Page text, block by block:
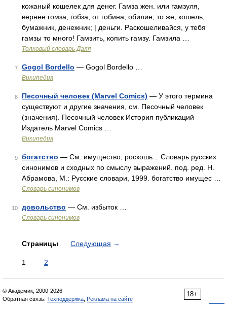
кожаный кошелек для денег. Гамза жен. или гамзуля,
вернее гомза, гобза, от гобина, обилие; то же, кошель,
бумажник, денежник; | деньги. Раскошеливайся, у тебя
гамзы то много! Гамзить, копить гамзу. Гамзила …
Толковый словарь Даля
7 Gogol Bordello — Gogol Bordello …
Википедия
8 Песочный человек (Marvel Comics) — У этого термина
существуют и другие значения, см. Песочный человек
(значения). Песочный человек История публикаций
Издатель Marvel Comics …
Википедия
9 богатство — См. имущество, роскошь... Словарь русских
синонимов и сходных по смыслу выражений. под. ред. Н.
Абрамова, М.: Русские словари, 1999. богатство имущес …
Словарь синонимов
10 довольство — См. избыток …
Словарь синонимов
Страницы Следующая →
1 2
18+
© Академик, 2000-2026
Обратная связь: Техподдержка Реклама на сайте